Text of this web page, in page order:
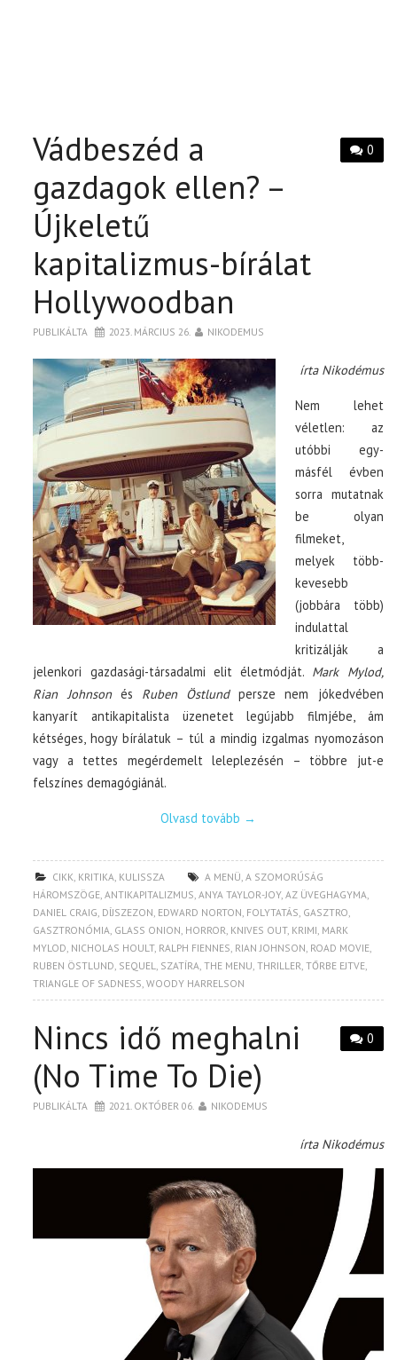
0
Vádbeszéd a
gazdagok ellen? –
Újkeletű
kapitalizmus-bírálat
Hollywoodban
PUBLIKÁLTA 2023. MÁRCIUS 26. NIKODEMUS
írta Nikodémus
Nem lehet
véletlen: az
utóbbi egy-
másfél évben
sorra mutatnak
be olyan
filmeket,
melyek több-
kevesebb
(jobbára több)
indulattal
kritizálják a
jelenkori gazdasági-társadalmi elit életmódját. Mark Mylod,
Rian Johnsonés Ruben Östlundpersze nem jókedvében
kanyarít antikapitalista üzenetet legújabb filmjébe, ám
kétséges, hogy bírálatuk – túl a mindig izgalmas nyomozáson
vagy a tettes megérdemelt leleplezésén – többre jut-e
felszínes demagógiánál.
Olvasd tovább →
CIKK, KRITIKA, KULISSZA A MENÜ,A SZOMORÚSÁG
HÁROMSZÖGE,ANTIKAPITALIZMUS,ANYA TAYLOR-JOY,AZ ÜVEGHAGYMA,
DANIEL CRAIG, DÍJSZEZON, EDWARD NORTON, FOLYTATÁS, GASZTRO,
GASZTRONÓMIA, GLASS ONION, HORROR, KNIVES OUT, KRIMI, MARK
MYLOD, NICHOLAS HOULT, RALPH FIENNES, RIAN JOHNSON, ROAD MOVIE,
RUBEN ÖSTLUND, SEQUEL, SZATÍRA,THE MENU,THRILLER,TŐRBE EJTVE,
TRIANGLE OF SADNESS,WOODY HARRELSON
0
Nincs idő meghalni
(No Time To Die)
PUBLIKÁLTA 2021. OKTÓBER 06. NIKODEMUS
írta Nikodémus